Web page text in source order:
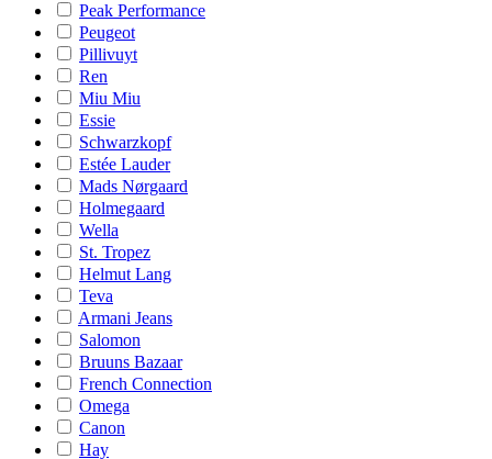
Peak Performance
Peugeot
Pillivuyt
Ren
Miu Miu
Essie
Schwarzkopf
Estée Lauder
Mads Nørgaard
Holmegaard
Wella
St. Tropez
Helmut Lang
Teva
Armani Jeans
Salomon
Bruuns Bazaar
French Connection
Omega
Canon
Hay